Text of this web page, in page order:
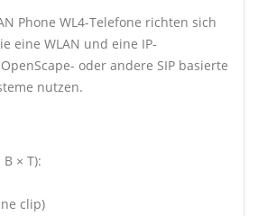
Phone WL4-Telefone richten sich
eine WLAN und eine IP-
oder andere SIP basierte
nutzen.
× T):
clip)